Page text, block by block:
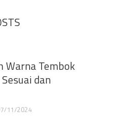
Warna Tembok
dan
11/2024